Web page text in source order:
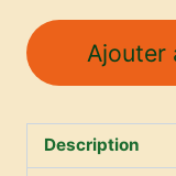
quantité
de
Boucles
d'oreilles
Ajouter
Description